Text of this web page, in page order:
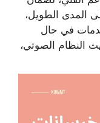
المدى الطويل،
في حال
النظام الصوتي،